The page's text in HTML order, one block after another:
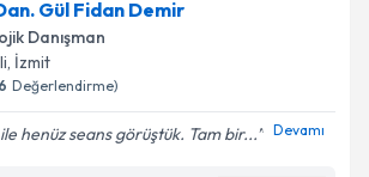
Gül Fidan Demir
Danışman
, İzmit
Değerlendirme)
henüz seans görüştük. Tam bir... Devamı